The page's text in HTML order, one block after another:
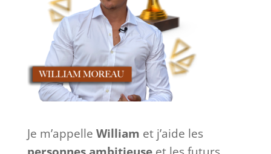
Je m’appelle William et j’aide les